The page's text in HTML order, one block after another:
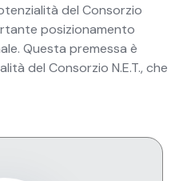
del Consorzio
posizionamento
Questa premessa è
del Consorzio N.E.T., che